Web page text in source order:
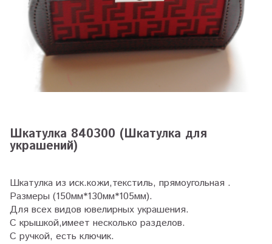
Шкатулка 840300 (Шкатулка для
украшений)
Шкатулка из иск.кожи,текстиль, прямоугольная .
Размеры (150мм*130мм*105мм).
Для всех видов ювелирных украшения.
С крышкой,имеет несколько разделов.
С ручкой, есть ключик.